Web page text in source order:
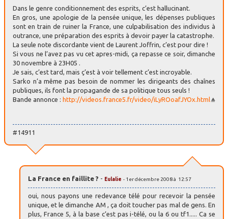
Dans le genre conditionnement des esprits, c’est hallucinant.
En gros, une apologie de la pensée unique, les dépenses publiques
sont en train de ruiner la France, une culpabilisation des individus à
outrance, une préparation des esprits à devoir payer la catastrophe.
La seule note discordante vient de Laurent Joffrin, c’est pour dire !
Si vous ne l’avez pas vu cet apres-midi, ça repasse ce soir, dimanche
30 novembre à 23H05 .
Je sais, c’est tard, mais ç’est à voir tellement c’est incroyable.
Sarko n’a même pas besoin de nommer les dirigeants des chaînes
publiques, ils font la propagande de sa politique tous seuls !
Bande annonce : http://videos.france5.fr/video/iLyROoafJYOx.html
#14911
La France en faillite ? - Eulalie - 1er décembre 2008 à 12:57
oui, nous payons une redevance télé pour recevoir la pensée
unique, et le dimanche AM , ça doit toucher pas mal de gens. En
plus, France 5, à la base c’est pas i-télé, ou la 6 ou tf1..... Ca se